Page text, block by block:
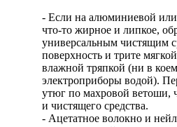
- Если на алюминиевой
что-то жирное и липкое,
универсальным чистящим
поверхность и трите
влажной тряпкой (ни в
электроприборы водой).
утюг по махровой ветоши,
и чистящего средства.
- Ацетатное волокно и